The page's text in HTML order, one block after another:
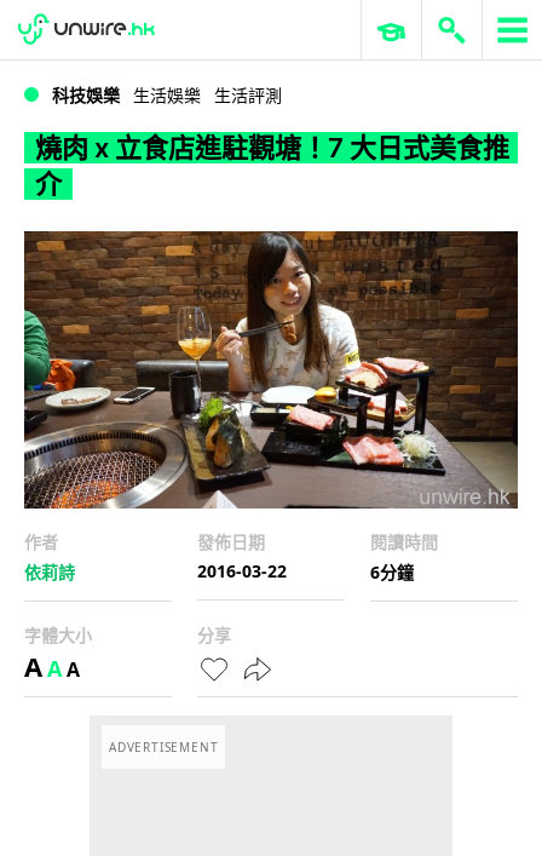
燒肉 x 立食店進駐觀塘！7 大日式美食推介
WWDC 2026 ERP 與商業 AI
科技娛樂 生活娛樂 生活評測
燒肉 x 立食店進駐觀塘！7 大日式美食推
介
作者
依莉詩
發佈日期
2016-03-22
閱讀時間
6分鐘
字體大小
AAA
分享
ADVERTISEMENT